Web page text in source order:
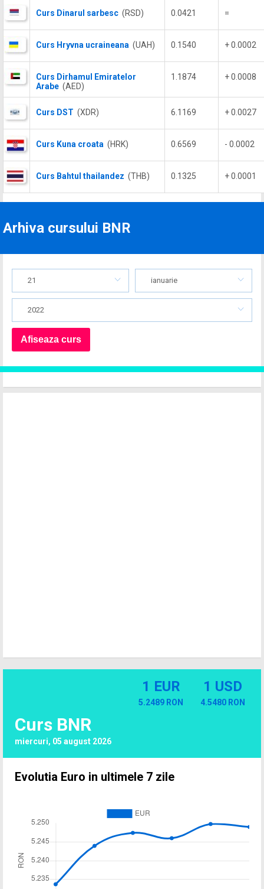
Curs Dinarul sarbesc (RSD) 0.0421 =
Curs Hryvna ucraineana (UAH) 0.1540 + 0.0002
Curs Dirhamul Emiratelor
Arabe (AED)
1.1874 + 0.0008
Curs DST (XDR) 6.1169 + 0.0027
Curs Kuna croata (HRK) 0.6569 - 0.0002
Curs Bahtul thailandez (THB) 0.1325 + 0.0001
Arhiva cursului BNR
21 ianuarie
2022
Curs BNR
miercuri, 05 august 2026
1 EUR
5.2489 RON
1 USD
4.5480 RON
Evolutia Euro in ultimele 7 zile